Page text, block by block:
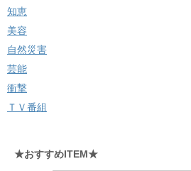
知恵
美容
自然災害
芸能
衝撃
ＴＶ番組
★おすすめITEM★